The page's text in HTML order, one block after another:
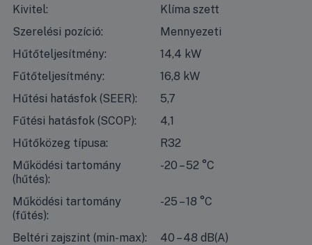
Kivitel:
Klíma szett
Szerelési pozíció:
Mennyezeti
Hűtőteljesítmény:
14,4 kW
Fűtőteljesítmény:
16,8 kW
Hűtési hatásfok (SEER):
5,7
Fűtési hatásfok (SCOP):
4,1
Hűtőközeg típusa:
R32
Működési tartomány
(hűtés):
-20 – 52 °C
Működési tartomány
(fűtés):
-25 – 18 °C
Beltéri zajszint (min-max):
40 – 48 dB(A)